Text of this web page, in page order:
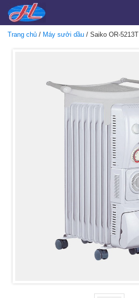
Trang chủ / Máy sưởi dầu / Saiko OR-5213T